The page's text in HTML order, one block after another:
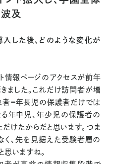
及
した後、どのような変化が
情報ページのアクセスが前年
ました。これだけ訪問者が増
＝年長児の保護者だけでは
年中児、年少児の保護者の
けたからだと思います。つま
、先を見据えた受験者層の
思いますね。